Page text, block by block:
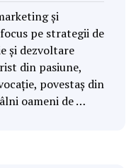
și
pe strategii de
și dezvoltare
din pasiune,
povestaș din
oameni de …